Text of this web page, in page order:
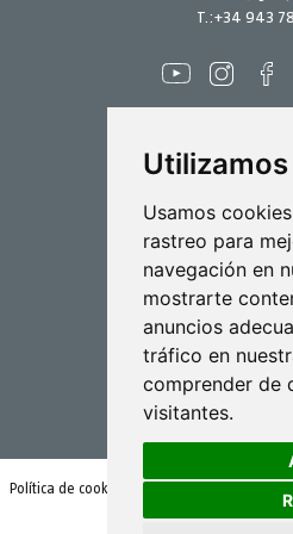
Usamos
rastreo para
navegación en
mostrarte
anuncios
tráfico en
comprender de
visitantes.
T.:+34 943
Antigua,
20577 Antzuola
Política de cookies